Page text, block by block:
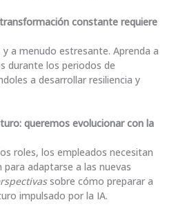
constante requiere
a menudo estresante. Aprenda a
durante los periodos de
a desarrollar resiliencia y
queremos evolucionar con la
roles, los empleados necesitan
adaptarse a las nuevas
sobre cómo preparar a
impulsado por la IA.